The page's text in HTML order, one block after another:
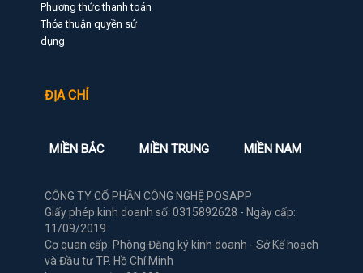
Phương thức thanh toán
Thỏa thuận quyền sử
dụng
ĐỊA CHỈ
MIỀN BẮC MIỀN TRUNG MIỀN NAM
CÔNG TY CỔ PHẦN CÔNG NGHỆ POSAPP
Giấy phép kinh doanh số: 0315892628 - Ngày cấp:
11/09/2019
Cơ quan cấp: Phòng Đăng ký kinh doanh - Sở Kế hoạch
và Đầu tư TP. Hồ Chí Minh